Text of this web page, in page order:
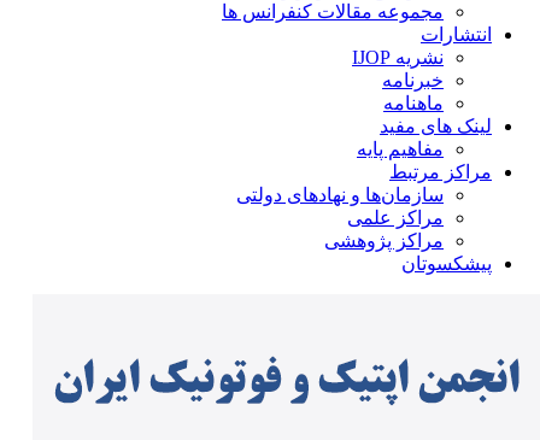
مجموعه مقالات کنفرانس ها
انتشارات
نشریه IJOP
خبرنامه
ماهنامه
لینک های مفید
مفاهیم پایه
مراکز مرتبط
سازمان‌ها و نهادهای دولتی
مراکز علمی
مراکز پژوهشی
پیشکسوتان